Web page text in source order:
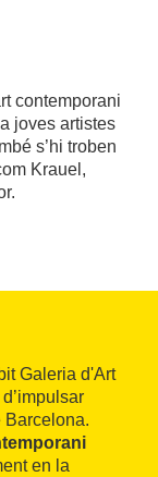
contemporani
joves artistes
s’hi troben
Krauel,
Galeria d'Art
Barcelona.
en la